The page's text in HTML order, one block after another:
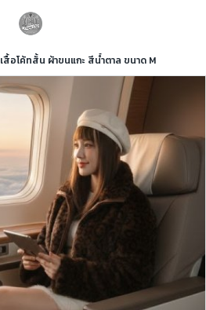
เสื้อโค้ทสั้น ผ้าขนแกะ สีน้ำตาล ขนาด M